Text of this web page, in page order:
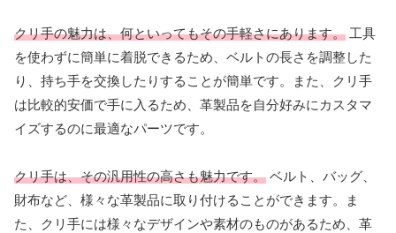
クリ手の魅力は、何といってもその手軽さにあります。 工具
を使わずに簡単に着脱できるため、ベルトの長さを調整した
り、持ち手を交換したりすることが簡単です。また、クリ手
は比較的安価で手に入るため、革製品を自分好みにカスタマ
イズするのに最適なパーツです。
クリ手は、その汎用性の高さも魅力です。 ベルト、バッグ、
財布など、様々な革製品に取り付けることができます。ま
た、クリ手には様々なデザインや素材のものがあるため、革